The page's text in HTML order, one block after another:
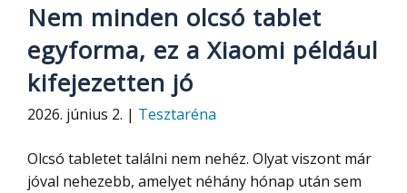
Nem minden olcsó tablet
egyforma, ez a Xiaomi például
kifejezetten jó
2026. június 2. | Tesztaréna
Olcsó tabletet találni nem nehéz. Olyat viszont már
jóval nehezebb, amelyet néhány hónap után sem